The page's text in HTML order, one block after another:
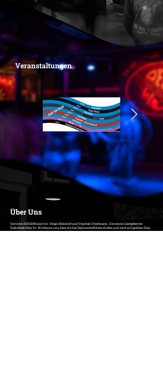
Veranstaltungen
Über Uns
Seit dem01.03.2019sind wir - Birgit Allendorf und Stephan Utzelmann - die neuen Gastgeber der
Diskothek Déjà-Vu. Wir freuen uns, dass wir das Déjà weiterführen dürfen und sind mit großem Elan
dabei.